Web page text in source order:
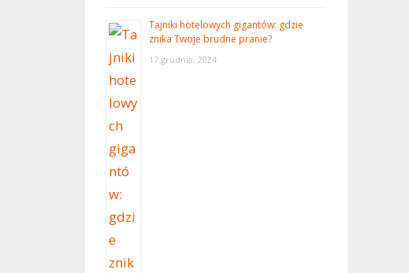
Tajniki hotelowych gigantów: gdzie
znika Twoje brudne pranie?
17 grudnia, 2024